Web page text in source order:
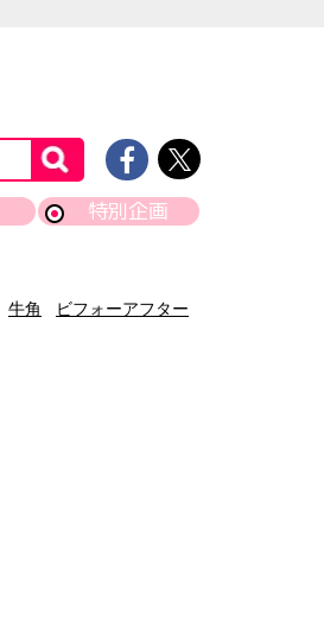
特別企画
牛角
ビフォーアフター